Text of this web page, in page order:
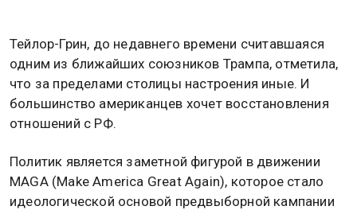
Тейлор-Грин, до недавнего времени считавшаяся
одним из ближайших союзников Трампа, отметила,
что за пределами столицы настроения иные. И
большинство американцев хочет восстановления
отношений с РФ.
Политик является заметной фигурой в движении
MAGA (Make America Great Again), которое стало
идеологической основой предвыборной кампании